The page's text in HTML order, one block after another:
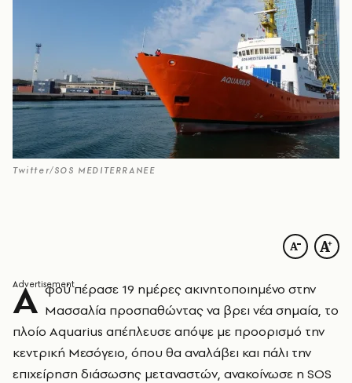
Twitter/SOS MEDITERRANEE
Α φού πέρασε 19 ημέρες ακινητοποιημένο στην
Μασσαλία προσπαθώντας να βρει νέα σημαία, το
πλοίο Aquarius απέπλευσε απόψε με προορισμό την
κεντρική Μεσόγειο, όπου θα αναλάβει και πάλι την
επιχείρηση διάσωσης μεταναστών, ανακοίνωσε η SOS